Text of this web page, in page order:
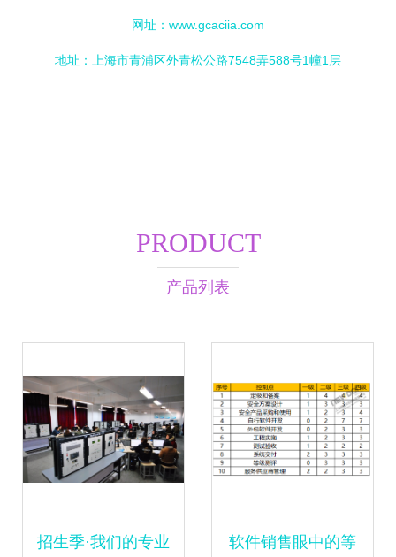
网址： www.gcaciia.com
地址：上海市青浦区外青松公路7548弄588号1幢1层
PRODUCT
产品列表
招生季·我们的专业 软件销售眼中的等